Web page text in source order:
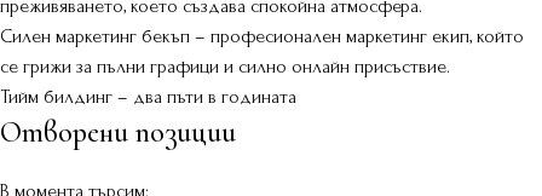
преживяването, което създава спокойна атмосфера.
Силен маркетинг бекъп – професионален маркетинг екип, който
се грижи за пълни графици и силно онлайн присъствие.
Тийм билдинг – два пъти в годината
Отворени позиции
В момента търсим: